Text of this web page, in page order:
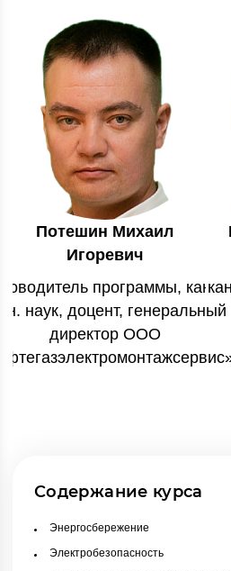
Потешин Михаил
Игоревич
программы, канд.
наук, доцент, генеральный
директор ООО
Содержание курса
Энергосбережение
Электробезопасность